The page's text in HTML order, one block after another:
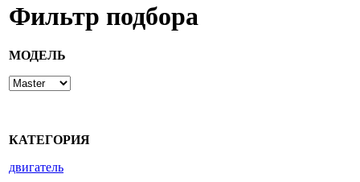
Фильтр подбора
МОДЕЛЬ
КАТЕГОРИЯ
двигатель